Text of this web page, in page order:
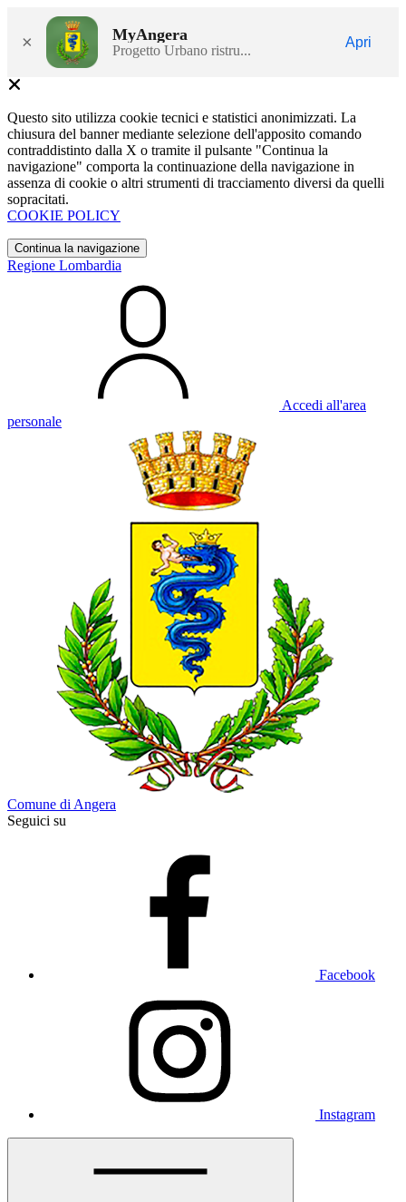
× MyAngera
Progetto Urbano ristru...
Apri
Questo sito utilizza cookie tecnici e statistici anonimizzati. La
chiusura del banner mediante selezione dell'apposito comando
contraddistinto dalla X o tramite il pulsante "Continua la
navigazione" comporta la continuazione della navigazione in
assenza di cookie o altri strumenti di tracciamento diversi da quelli
sopracitati.
COOKIE POLICY
Continua la navigazione
Regione Lombardia
Accedi all'area
personale
Comune di Angera
Seguici su
Facebook
Instagram